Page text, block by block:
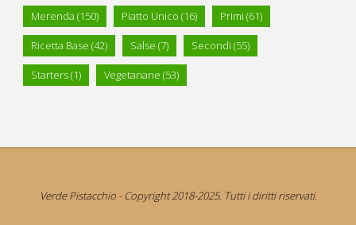
Merenda (150) Piatto Unico (16) Primi (61)
Ricetta Base (42) Salse (7) Secondi (55)
Starters(1) Vegetariane (53)
Verde Pistacchio - Copyright 2018-2025. Tutti i diritti riservati.